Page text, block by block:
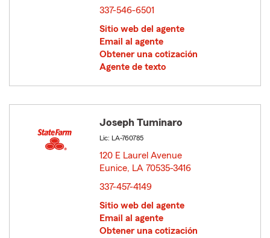
337-546-6501
Sitio web del agente
Email al agente
Obtener una cotización
Agente de texto
Joseph Tuminaro
Lic: LA-760785
120 E Laurel Avenue
Eunice, LA 70535-3416
337-457-4149
Sitio web del agente
Email al agente
Obtener una cotización